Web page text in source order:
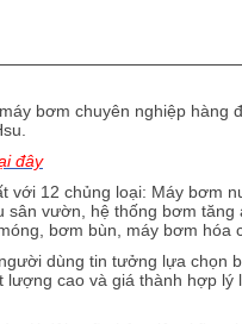
bơm chuyên nghiệp
đây
với 12 chủng loại: Máy bơm
vườn, hệ thống bơm
bơm bùn, máy bơm hóa
dùng tin tưởng lựa chọn
lượng cao và giá thành hợp lý